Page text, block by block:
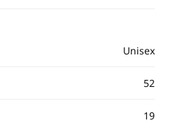
Unisex
52
19